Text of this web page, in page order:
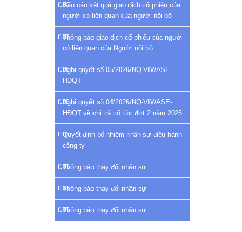
Báo cáo kết quả giao dịch cổ phiếu của
người có liên quan của người nội bộ
Thông báo giao dịch cổ phiếu của người
có liên quan của Người nội bộ
Nghị quyết số 05/2026/NQ-VIWASE-
HĐQT
Nghị quyết số 04/2026/NQ-VIWASE-
HĐQT về chi trả cổ tức đợt 2 năm 2025
Quyết định bổ nhiệm nhân sự điều hành
công ty
Thông báo thay đổi nhân sự
Thông báo thay đổi nhân sự
Thông báo thay đổi nhân sự